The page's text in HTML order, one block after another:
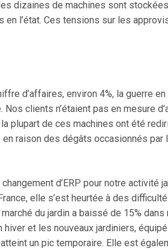
dizaines de machines sont
en l’état. Ces tensions sur les
d’affaires, environ 4%, la guerre
clients n’étaient pas en mesure
plupart de ces machines ont été
raison des dégâts occasionnés par
d’ERP pour notre activité
elle s’est heurtée à des
du jardin a baissé de 15%
et les nouveaux jardiniers,
un pic temporaire. Elle est